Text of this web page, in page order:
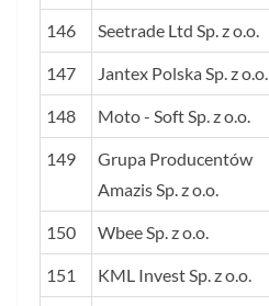
146 Seetrade Ltd Sp. z o.o.
147 Jantex Polska Sp. z o.o.
148 Moto - Soft Sp. z o.o.
149
Grupa Producentów
Amazis Sp. z o.o.
150 Wbee Sp. z o.o.
151 KML Invest Sp. z o.o.